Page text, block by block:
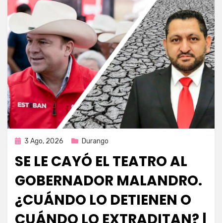
Publicada
3 Ago, 2026 Durango
SE LE CAYÓ EL TEATRO AL
GOBERNADOR MALANDRO.
¿CUÁNDO LO DETIENEN O